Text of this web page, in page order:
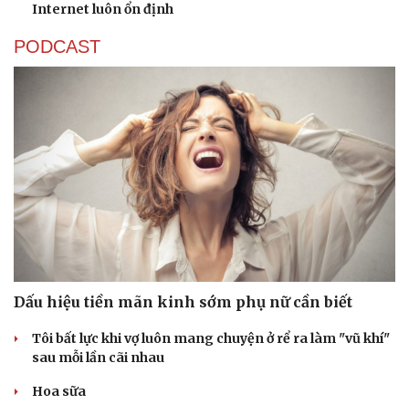
Sức khỏe
Nam khoa
Làm đẹp - giảm cân
Phòng mạch online
Ăn sạch sống khỏe
Blog
Tình yêu - Gia đình
Internet luôn ổn định
PODCAST
Dấu hiệu tiền mãn kinh sớm phụ nữ cần biết
Tôi bất lực khi vợ luôn mang chuyện ở rể ra làm "vũ khí"
sau mỗi lần cãi nhau
Hoa sữa